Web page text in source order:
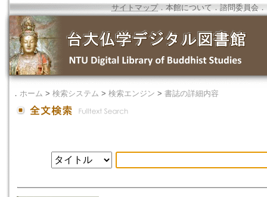
サイトマップ．本館について ． 諮問委員会 ．
． ホーム > 検索システム > 検索エンジン > 書誌の詳細内容